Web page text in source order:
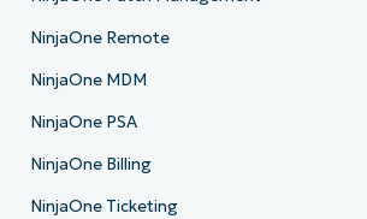
NinjaOne Remote
NinjaOne MDM
NinjaOne PSA
NinjaOne Billing
NinjaOne Ticketing